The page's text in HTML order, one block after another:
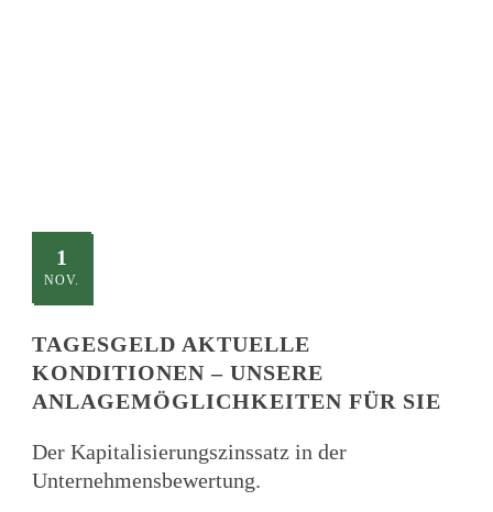
1
NOV.
TAGESGELD AKTUELLE
KONDITIONEN – UNSERE
ANLAGEMÖGLICHKEITEN FÜR SIE
Der Kapitalisierungszinssatz in der
Unternehmensbewertung.